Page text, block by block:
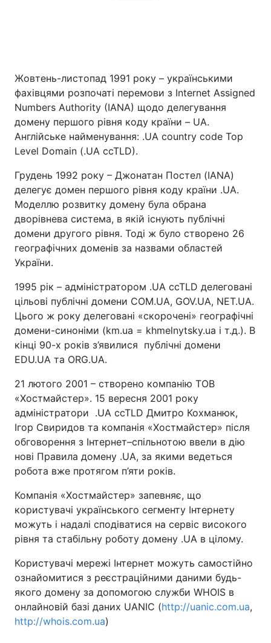
Жовтень-листопад 1991 року – українськими
фахівцями розпочаті перемови з Internet Assigned
Numbers Authority (IANA) щодо делегування
домену першого рівня коду країни – UA.
Англійське найменування: .UA country code Top
Level Domain (.UA ccTLD).
Грудень 1992 року – Джонатан Постел (IANA)
делегує домен першого рівня коду країни .UA.
Моделлю розвитку домену була обрана
дворівнева система, в якій існують публічні
домени другого рівня. Тоді ж було створено 26
географічних доменів за назвами областей
України.
1995 рік – адміністратором .UA ccTLD делеговані
цільові публічні домени COM.UA, GOV.UA, NET.UA.
Цього ж року делеговані «скорочені» географічні
домени-синоніми (km.ua = khmelnytsky.ua і т.д.). В
кінці 90-х років з’явилися публічні домени
EDU.UA та ORG.UA.
21 лютого 2001 – створено компанію ТОВ
«Хостмайстер». 15 вересня 2001 року
адміністратори .UA ccTLD Дмитро Кохманюк,
Ігор Свиридов та компанія «Хостмайстер» після
обговорення з Інтернет–спільнотою ввели в дію
нові Правила домену .UA, за якими ведеться
робота вже протягом п’яти років.
Компанія «Хостмайстер» запевняє, що
користувачі українського сегменту Інтернету
можуть і надалі сподіватися на сервіс високого
рівня та стабільну роботу домену .UA в цілому.
Користувачі мережі Інтернет можуть самостійно
ознайомитися з реєстраційними даними будь-
якого домену за допомогою служби WHOIS в
онлайновій базі даних UANIC (http://uanic.com.ua,
http://whois.com.ua)